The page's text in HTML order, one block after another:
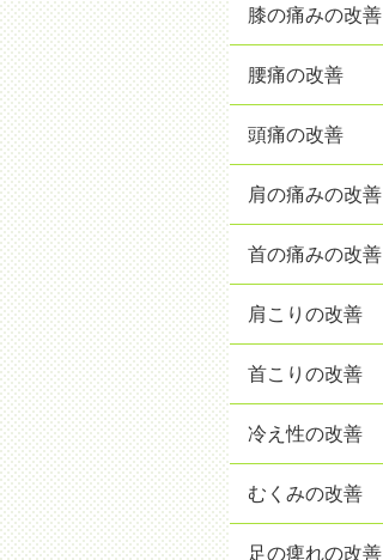
膝の痛みの改善
腰痛の改善
頭痛の改善
肩の痛みの改善
首の痛みの改善
肩こりの改善
首こりの改善
冷え性の改善
むくみの改善
足の痺れの改善